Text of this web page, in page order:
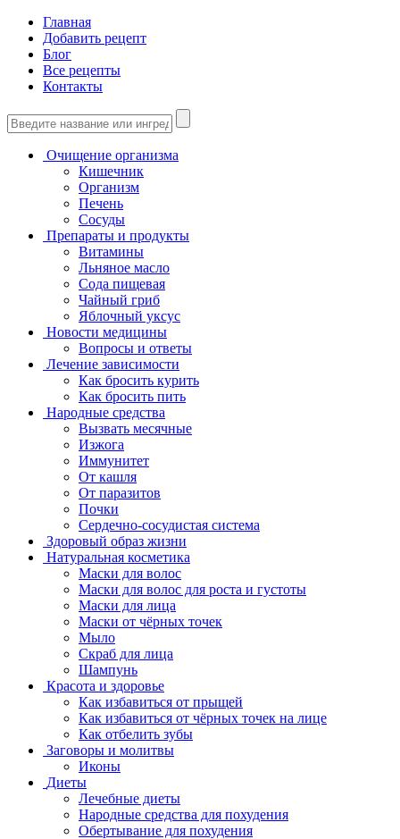
Главная
Добавить рецепт
Блог
Все рецепты
Контакты
Очищение организма
Кишечник
Организм
Печень
Сосуды
Препараты и продукты
Витамины
Льняное масло
Сода пищевая
Чайный гриб
Яблочный уксус
Новости медицины
Вопросы и ответы
Лечение зависимости
Как бросить курить
Как бросить пить
Народные средства
Вызвать месячные
Изжога
Иммунитет
От кашля
От паразитов
Почки
Сердечно-сосудистая система
Здоровый образ жизни
Натуральная косметика
Маски для волос
Маски для волос для роста и густоты
Маски для лица
Маски от чёрных точек
Мыло
Скраб для лица
Шампунь
Красота и здоровье
Как избавиться от прыщей
Как избавиться от чёрных точек на лице
Как отбелить зубы
Заговоры и молитвы
Иконы
Диеты
Лечебные диеты
Народные средства для похудения
Обертывание для похудения